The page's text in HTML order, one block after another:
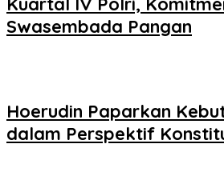
Swasembada Pangan
Hoerudin Paparkan
dalam Perspektif